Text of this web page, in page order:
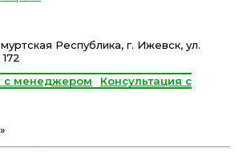
Республика, г. Ижевск, ул.
Консультация с